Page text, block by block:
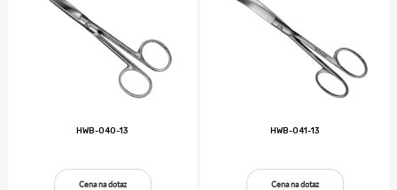
HWB-040-13
Cena na dotaz
HWB-041-13
Cena na dotaz